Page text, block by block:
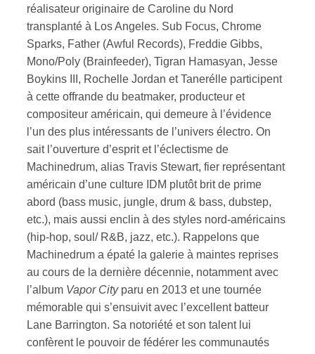
réalisateur originaire de Caroline du Nord
transplanté à Los Angeles. Sub Focus, Chrome
Sparks, Father (Awful Records), Freddie Gibbs,
Mono/Poly (Brainfeeder), Tigran Hamasyan, Jesse
Boykins III, Rochelle Jordan et Tanerélle participent
à cette offrande du beatmaker, producteur et
compositeur américain, qui demeure à l’évidence
l’un des plus intéressants de l’univers électro. On
sait l’ouverture d’esprit et l’éclectisme de
Machinedrum, alias Travis Stewart, fier représentant
américain d’une culture IDM plutôt brit de prime
abord (bass music, jungle, drum & bass, dubstep,
etc.), mais aussi enclin à des styles nord-américains
(hip-hop, soul/ R&B, jazz, etc.). Rappelons que
Machinedrum a épaté la galerie à maintes reprises
au cours de la dernière décennie, notamment avec
l’album Vapor Cityparu en 2013 et une tournée
mémorable qui s’ensuivit avec l’excellent batteur
Lane Barrington. Sa notoriété et son talent lui
confèrent le pouvoir de fédérer les communautés